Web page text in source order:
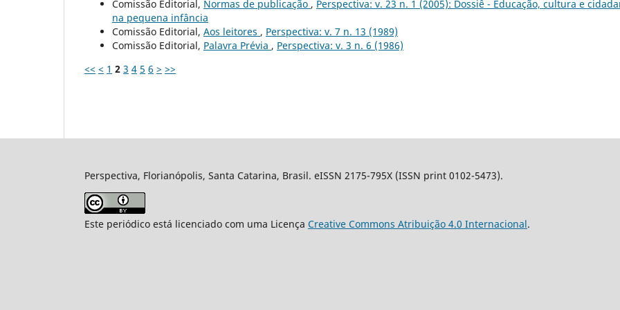
Comissão Editorial, Normas de publicação , Perspectiva: v. 23 n. 1 (2005): Dossiê - Educação, cultura e
na pequena infância
Comissão Editorial, Aos leitores , Perspectiva: v. 7 n. 13 (1989)
Comissão Editorial, Palavra Prévia , Perspectiva: v. 3 n. 6 (1986)
<< < 1 2 3 4 5 6 > >>
Perspectiva, Florianópolis, Santa Catarina, Brasil. eISSN 2175-795X (ISSN print 0102-5473).
Este periódico está licenciado com uma Licença Creative Commons Atribuição 4.0 Internacional.